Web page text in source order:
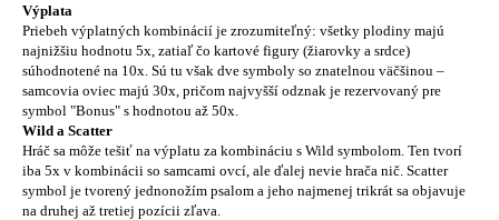
Výplata
Priebeh výplatných kombinácií je zrozumiteľný: všetky plodiny majú
najnižšiu hodnotu 5x, zatiaľ čo kartové figury (žiarovky a srdce)
súhodnotené na 10x. Sú tu však dve symboly so znatelnou väčšinou –
samcovia oviec majú 30x, pričom najvyšší odznak je rezervovaný pre
symbol "Bonus" s hodnotou až 50x.
Wild a Scatter
Hráč sa môže tešiť na výplatu za kombináciu s Wild symbolom. Ten tvorí
iba 5x v kombinácii so samcami ovcí, ale ďalej nevie hrača nič. Scatter
symbol je tvorený jednonožím psalom a jeho najmenej trikrát sa objavuje
na druhej až tretiej pozícii zľava.